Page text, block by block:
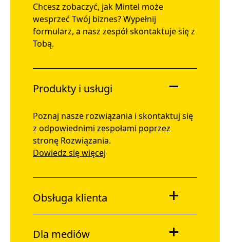
Chcesz zobaczyć, jak Mintel może
wesprzeć Twój biznes? Wypełnij
formularz, a nasz zespół skontaktuje się z
Tobą.
Produkty i usługi
Poznaj nasze rozwiązania i skontaktuj się
z odpowiednimi zespołami poprzez
stronę Rozwiązania.
Dowiedz się więcej
Obsługa klienta
Dla mediów